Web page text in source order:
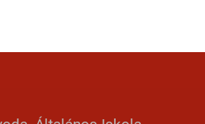
tanévkezdő együttléte)